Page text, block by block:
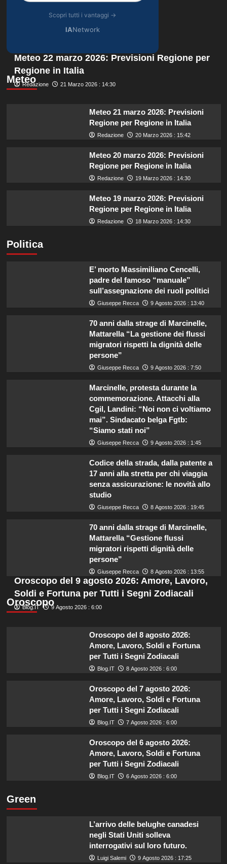
Scopri tutti i vantaggi →
IANetwork
Meteo
Meteo 22 marzo 2026: Previsioni Regione per
Regione in Italia
Redazione 21 Marzo 2026 : 14:30
Meteo 21 marzo 2026: Previsioni
Regione per Regione in Italia
Redazione 20 Marzo 2026 : 15:42
Meteo 20 marzo 2026: Previsioni
Regione per Regione in Italia
Redazione 19 Marzo 2026 : 14:30
Meteo 19 marzo 2026: Previsioni
Regione per Regione in Italia
Redazione 18 Marzo 2026 : 14:30
Politica
E’ morto Massimiliano Cencelli,
padre del famoso “manuale”
sull’assegnazione dei ruoli politici
Giuseppe Recca 9 Agosto 2026 : 13:40
70 anni dalla strage di Marcinelle,
Mattarella “La gestione dei flussi
migratori rispetti la dignità delle
persone”
Giuseppe Recca 9 Agosto 2026 : 7:50
Marcinelle, protesta durante la
commemorazione. Attacchi alla
Cgil, Landini: “Noi non ci voltiamo
mai”. Sindacato belga Fgtb:
“Siamo stati noi”
Giuseppe Recca 9 Agosto 2026 : 1:45
Codice della strada, dalla patente a
17 anni alla stretta per chi viaggia
senza assicurazione: le novità allo
studio
Giuseppe Recca 8 Agosto 2026 : 19:45
70 anni dalla strage di Marcinelle,
Mattarella “Gestione flussi
migratori rispetti dignità delle
persone”
Giuseppe Recca 8 Agosto 2026 : 13:55
Oroscopo
Oroscopo del 9 agosto 2026: Amore, Lavoro,
Soldi e Fortuna per Tutti i Segni Zodiacali
Blog.IT 9 Agosto 2026 : 6:00
Oroscopo del 8 agosto 2026:
Amore, Lavoro, Soldi e Fortuna
per Tutti i Segni Zodiacali
Blog.IT 8 Agosto 2026 : 6:00
Oroscopo del 7 agosto 2026:
Amore, Lavoro, Soldi e Fortuna
per Tutti i Segni Zodiacali
Blog.IT 7 Agosto 2026 : 6:00
Oroscopo del 6 agosto 2026:
Amore, Lavoro, Soldi e Fortuna
per Tutti i Segni Zodiacali
Blog.IT 6 Agosto 2026 : 6:00
Green
L’arrivo delle belughe canadesi
negli Stati Uniti solleva
interrogativi sul loro futuro.
Luigi Salemi 9 Agosto 2026 : 17:25